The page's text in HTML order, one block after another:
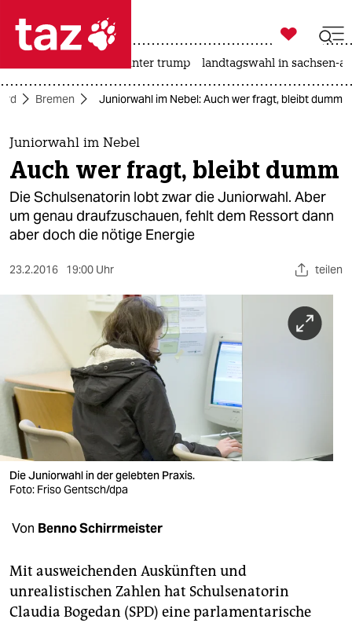
 taz zahl ich
taz zahl ich
themen
politik
öko
sport
nord
wahrheit
verlag
verlag
veranstaltungen
fragen & hilfe
unterstützen

taz zahl ich
usa unter trump landtagswahl in sachsen-
Bremen Juniorwahl im Nebel: Auch wer fragt, bleibt dumm
Juniorwahl im Nebel
Auch wer fragt, bleibt dumm
Die Schulsenatorin lobt zwar die Juniorwahl. Aber
um genau draufzuschauen, fehlt dem Ressort dann
aber doch die nötige Energie
23.2.2016 19:00 Uhr teilen
Die Juniorwahl in der gelebten Praxis.
Foto: Friso Gentsch/dpa
Von Benno Schirrmeister
Mit ausweichenden Auskünften und
unrealistischen Zahlen hat Schulsenatorin
Claudia Bogedan (SPD) eine parlamentarische